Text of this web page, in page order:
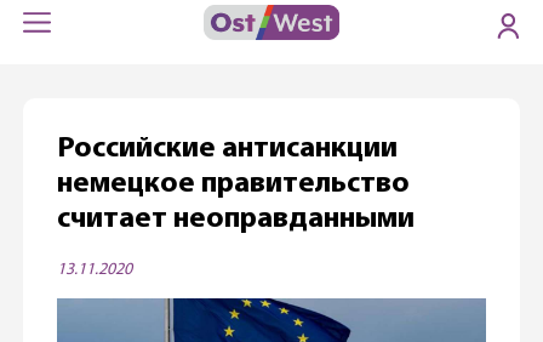
Российские антисанкции
немецкое правительство
считает неоправданными
13.11.2020